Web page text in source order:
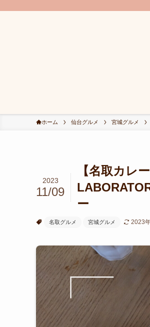
ホーム 仙台グルメ 宮城グルメ
【名取カレ
ー
2023
11/09
名取グルメ 宮城グルメ 2023